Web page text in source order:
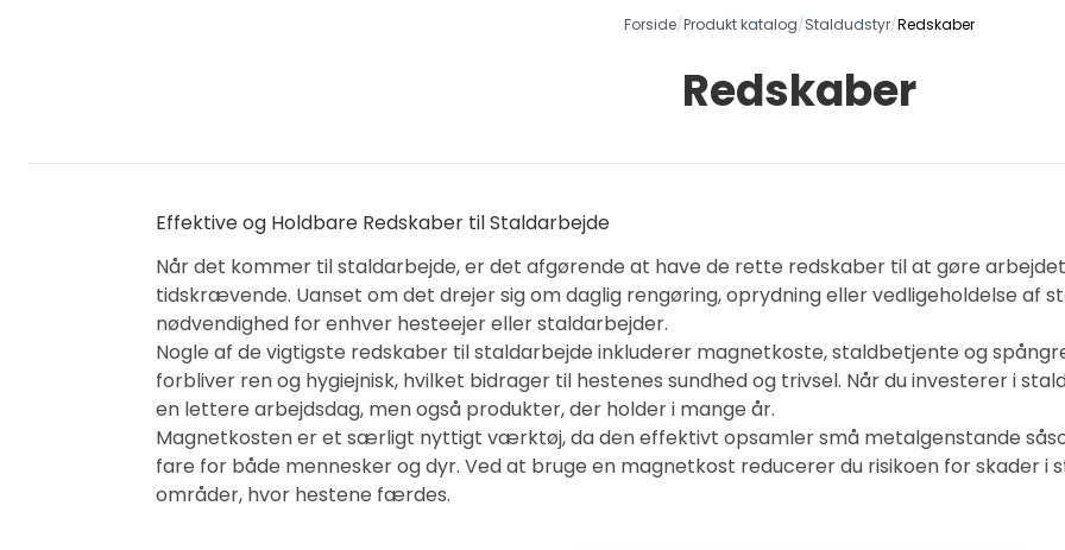
Forside/Produkt katalog/Staldudstyr/Redskaber
Redskaber
Effektive og Holdbare Redskaber til Staldarbejde
Når det kommer til staldarbejde, er det afgørende at have de rette redskaber til at gøre
tidskrævende. Uanset om det drejer sig om daglig rengøring, oprydning eller vedligeholdelse af
nødvendighed for enhver hesteejer eller staldarbejder.
Nogle af de vigtigste redskaber til staldarbejde inkluderer magnetkoste, staldbetjente og
forbliver ren og hygiejnisk, hvilket bidrager til hestenes sundhed og trivsel. Når du investerer i
en lettere arbejdsdag, men også produkter, der holder i mange år.
Magnetkosten er et særligt nyttigt værktøj, da den effektivt opsamler små metalgenstande
fare for både mennesker og dyr. Ved at bruge en magnetkost reducerer du risikoen for skader
områder, hvor hestene færdes.